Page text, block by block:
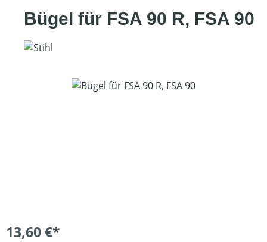
Bügel für FSA 90 R, FSA 90
Bildergalerie überspringen
13,60 €*